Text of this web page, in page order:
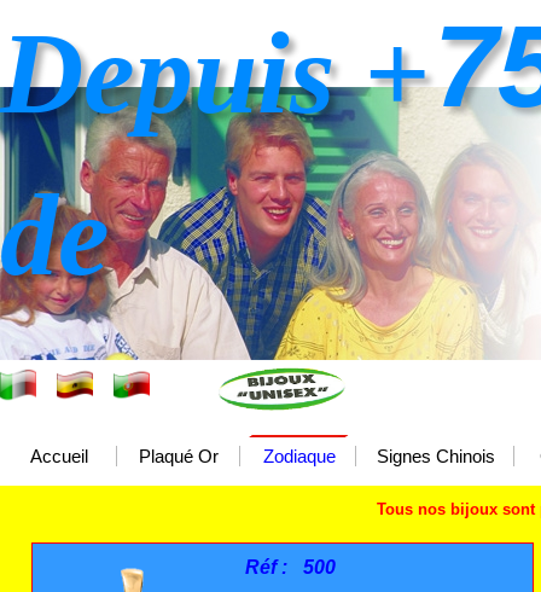
Accueil Plaqué Or Zodiaque Signes Chinois
Depuis +
de
Tous nos bijoux sont
Réf : 500